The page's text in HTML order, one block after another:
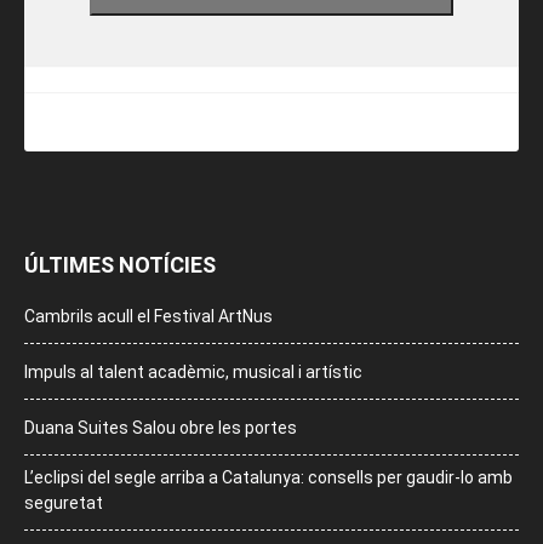
ÚLTIMES NOTÍCIES
Cambrils acull el Festival ArtNus
Impuls al talent acadèmic, musical i artístic
Duana Suites Salou obre les portes
L’eclipsi del segle arriba a Catalunya: consells per gaudir-lo amb
seguretat